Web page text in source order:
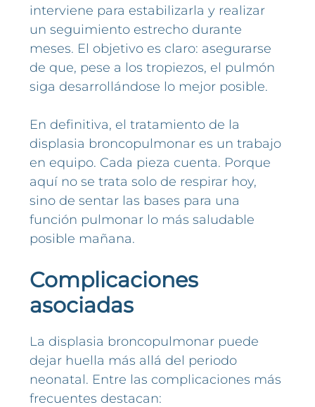
interviene para estabilizarla y realizar
un seguimiento estrecho durante
meses. El objetivo es claro: asegurarse
de que, pese a los tropiezos, el pulmón
siga desarrollándose lo mejor posible.
En definitiva, el tratamiento de la
displasia broncopulmonar es un trabajo
en equipo. Cada pieza cuenta. Porque
aquí no se trata solo de respirar hoy,
sino de sentar las bases para una
función pulmonar lo más saludable
posible mañana.
Complicaciones
asociadas
La displasia broncopulmonar puede
dejar huella más allá del periodo
neonatal. Entre las complicaciones más
frecuentes destacan: